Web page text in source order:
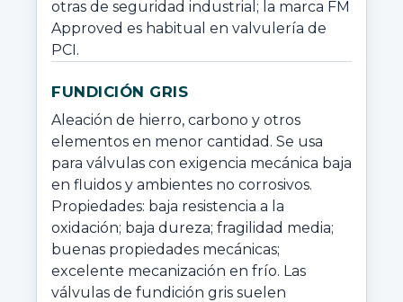
otras de seguridad industrial; la marca FM
Approved es habitual en valvulería de
PCI.
FUNDICIÓN GRIS
Aleación de hierro, carbono y otros
elementos en menor cantidad. Se usa
para válvulas con exigencia mecánica baja
en fluidos y ambientes no corrosivos.
Propiedades: baja resistencia a la
oxidación; baja dureza; fragilidad media;
buenas propiedades mecánicas;
excelente mecanización en frío. Las
válvulas de fundición gris suelen